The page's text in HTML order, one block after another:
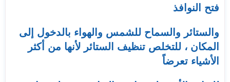
فتح النوافذ
والستائر والسماح للشمس والهواء بالدخول إلى
المكان ، للتخلص تنظيف الستائر لأنها من أكثر
الأشياء تعرضاً